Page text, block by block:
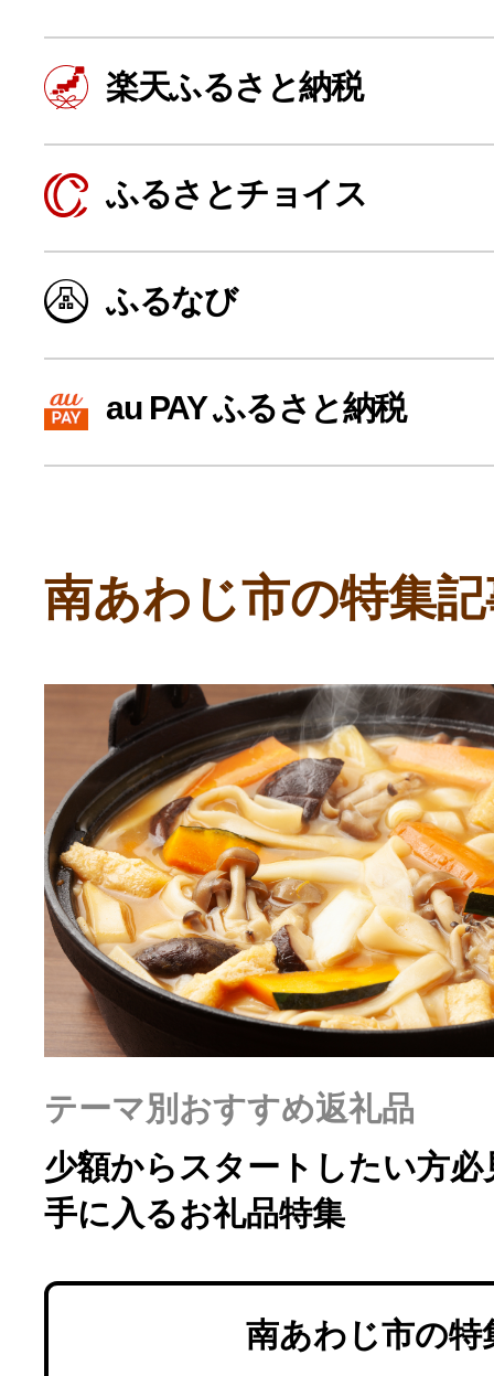
給与所得者版
副業・パラレルワーカー
個人事業・フリーランス
10秒ぴったり診断
はじめるバイブルとは
よくあるご質問
問い合わせ
楽天ふるさと納税
ふるさとチョイス
ふるなび
au PAY ふるさと納税
南あわじ市の特集
テーマ別おすすめ返礼品
少額からスタートしたい方必
手に入るお礼品特集
南あわじ市の特